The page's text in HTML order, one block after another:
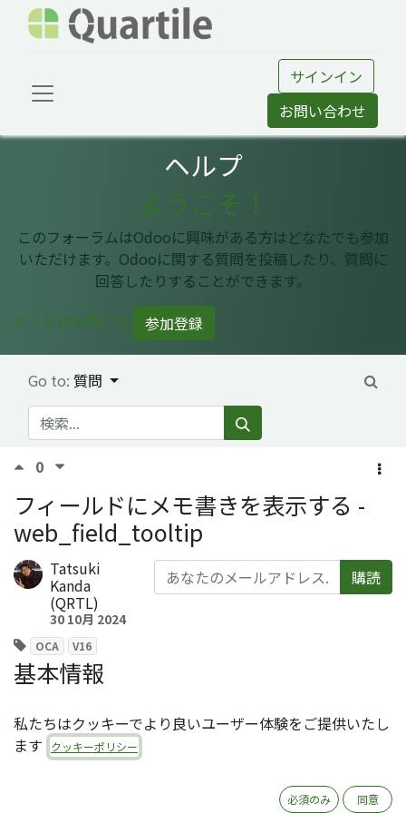
サインイン
お問い合わせ
ヘルプ
ようこそ！
このフォーラムはOdooに興味がある方はどなたでも参加
いただけます。Odooに関する質問を投稿したり、質問に
回答したりすることができます。
イントロを閉じる
参加登録
Go to: 質問
0
フィールドにメモ書きを表示する -
web_field_tooltip
Tatsuki
Kanda
(QRTL)
30 10月 2024
購読
OCA V16
基本情報
ライセンス：AGPLv3
オーサー：ACSONE SA/NV
私たちはクッキーでより良いユーザー体験をご提供いたし
ます
クッキーポリシー
必須のみ 同意